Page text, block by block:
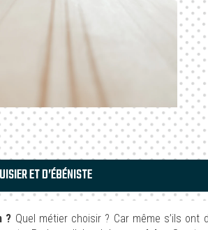
ET D’ÉBÉNISTE
? Quel métier choisir ? Car même s’ils ont